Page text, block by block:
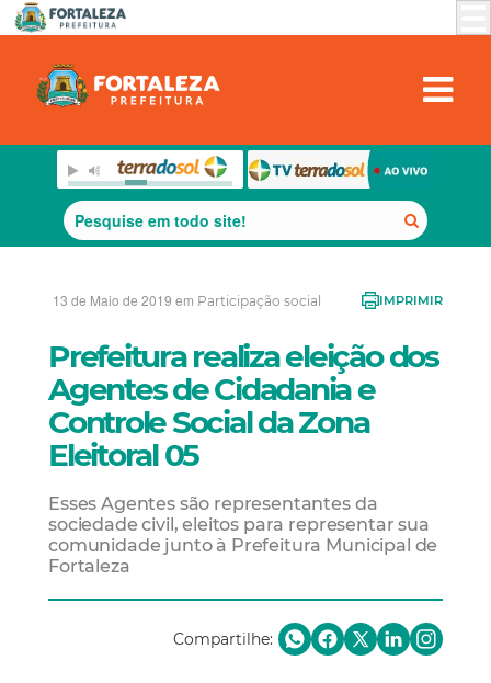
13 de Maio de 2019 em Participação social IMPRIMIR
Prefeitura realiza eleição dos
Agentes de Cidadania e
Controle Social da Zona
Eleitoral 05
Esses Agentes são representantes da
sociedade civil, eleitos para representar sua
comunidade junto à Prefeitura Municipal de
Fortaleza
Compartilhe: